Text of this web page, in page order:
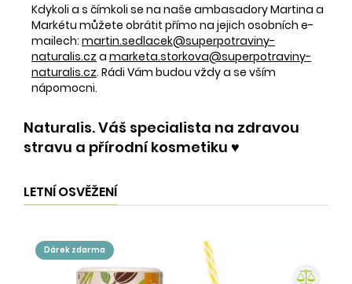
Kdykoli a s čímkoli se na naše ambasadory Martina a
Markétu můžete obrátit přímo na jejich osobních e-
mailech: martin.sedlacek@superpotraviny-
naturalis.cz a marketa.storkova@superpotraviny-
naturalis.cz. Rádi Vám budou vždy a se vším
nápomocni.
Naturalis. Váš specialista na zdravou
stravu a přírodní kosmetiku ♥️
LETNÍ OSVĚŽENÍ
dárek zdarma